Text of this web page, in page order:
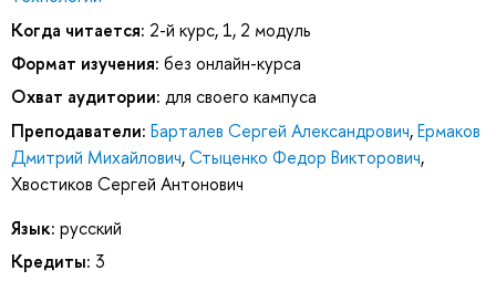
Когда читается: 2-й курс, 1, 2 модуль
Формат изучения: без онлайн-курса
Охват аудитории: для своего кампуса
Преподаватели: Барталев Сергей Александрович,Ермаков
Дмитрий Михайлович,Стыценко Федор Викторович,
Хвостиков Сергей Антонович
Язык: русский
Кредиты: 3